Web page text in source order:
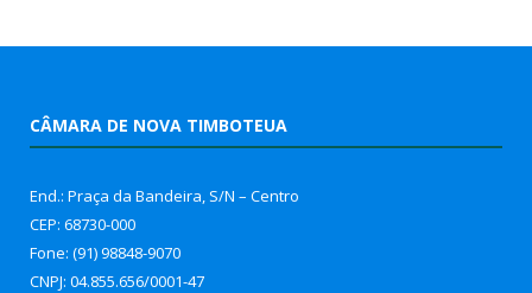
CÂMARA DE NOVA TIMBOTEUA
End.: Praça da Bandeira, S/N – Centro
CEP: 68730-000
Fone: (91) 98848-9070
CNPJ: 04.855.656/0001-47